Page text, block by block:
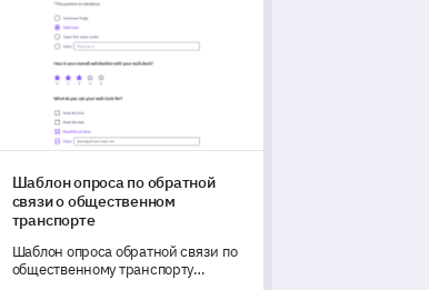
Шаблон опроса по обратной
связи о общественном
транспорте
Шаблон опроса обратной связи по
общественному транспорту